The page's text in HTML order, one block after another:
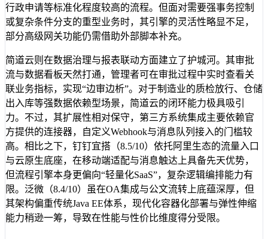
行政申请等标准化程度较高的流程。但面对需要强事务控制
或复杂条件分支的重型业务时，其引擎的灵活性略显不足，
部分高级网关功能仍需借助外部脚本补充。
简道云则在数据治理与报表联动方面建立了护城河。其审批
流与数据看板天然打通，管理者可在审批过程中实时查看关
联业务指标，实现“边审边析”。对于制造业的质检放行、仓储
出入库等强数据依赖型场景，简道云的闭环能力极具吸引
力。不过，其扩展性相对保守，第三方系统集成主要依赖官
方提供的连接器，自定义Webhook与消息队列接入的门槛较
高。相比之下，钉钉宜搭（8.5/10）依托阿里生态的流量入口
与云原生底座，在移动端适配与消息触达上具备先天优势，
但流程引擎本身更偏向“轻量化SaaS”，复杂逻辑编排能力有
限。泛微（8.4/10）虽在OA集成与公文流转上底蕴深厚，但
其架构偏重传统Java EE体系，现代化容器化部署与弹性伸缩
能力稍逊一筹，导致在性能与性价比维度得分受限。